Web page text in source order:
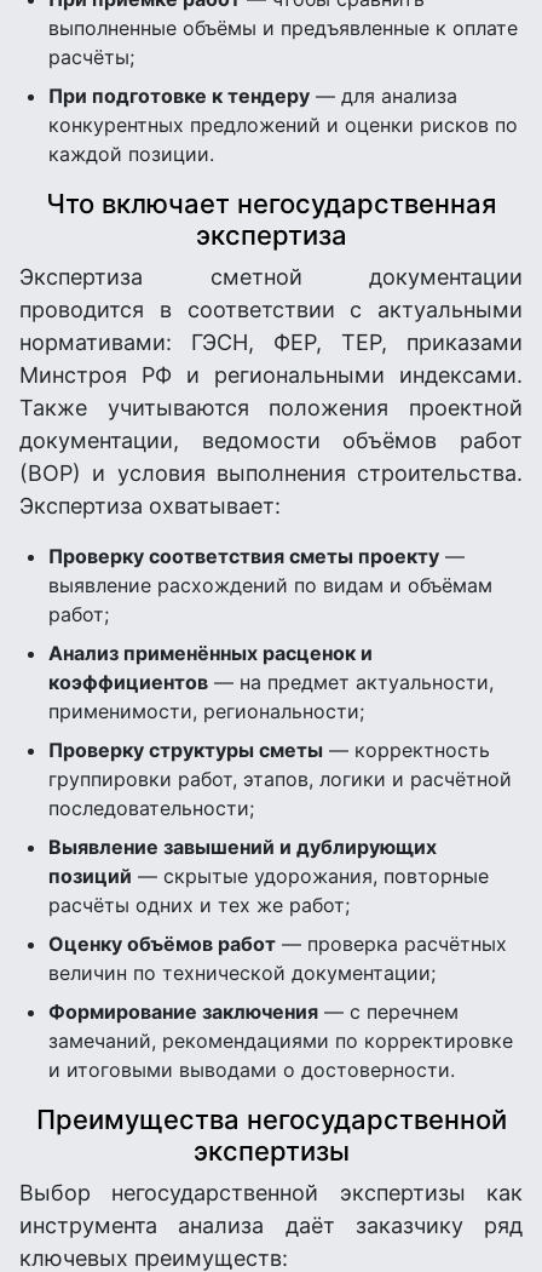
выполненные объёмы и предъявленные к оплате
расчёты;
При подготовке к тендеру — для анализа
конкурентных предложений и оценки рисков по
каждой позиции.
Что включает негосударственная
экспертиза
Экспертиза сметной документации
проводится в соответствии с актуальными
нормативами: ГЭСН, ФЕР, ТЕР, приказами
Минстроя РФ и региональными индексами.
Также учитываются положения проектной
документации, ведомости объёмов работ
(ВОР) и условия выполнения строительства.
Экспертиза охватывает:
Проверку соответствия сметы проекту —
выявление расхождений по видам и объёмам
работ;
Анализ применённых расценок и
коэффициентов — на предмет актуальности,
применимости, региональности;
Проверку структуры сметы — корректность
группировки работ, этапов, логики и расчётной
последовательности;
Выявление завышений и дублирующих
позиций — скрытые удорожания, повторные
расчёты одних и тех же работ;
Оценку объёмов работ — проверка расчётных
величин по технической документации;
Формирование заключения — с перечнем
замечаний, рекомендациями по корректировке
и итоговыми выводами о достоверности.
Преимущества негосударственной
экспертизы
Выбор негосударственной экспертизы как
инструмента анализа даёт заказчику ряд
ключевых преимуществ: